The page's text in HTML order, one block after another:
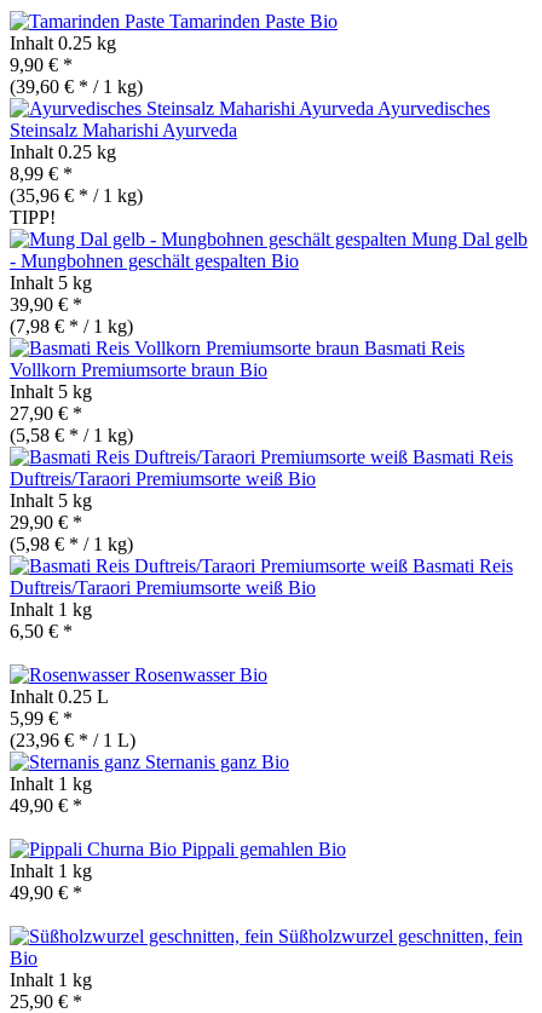
Tamarinden Paste Bio
Inhalt 0.25 kg
9,90 € *
(39,60 € * / 1 kg)
Ayurvedisches
Steinsalz Maharishi Ayurveda
Inhalt 0.25 kg
8,99 € *
(35,96 € * / 1 kg)
TIPP!
Mung Dal gelb
- Mungbohnen geschält gespalten Bio
Inhalt 5 kg
39,90 € *
(7,98 € * / 1 kg)
Basmati Reis
Vollkorn Premiumsorte braun Bio
Inhalt 5 kg
27,90 € *
(5,58 € * / 1 kg)
Basmati Reis
Duftreis/Taraori Premiumsorte weiß Bio
Inhalt 5 kg
29,90 € *
(5,98 € * / 1 kg)
Basmati Reis
Duftreis/Taraori Premiumsorte weiß Bio
Inhalt 1 kg
6,50 € *
RosenwasserBio
Inhalt 0.25 L
5,99 € *
(23,96 € * / 1 L)
Sternanis ganz Bio
Inhalt 1 kg
49,90 € *
Pippali gemahlen Bio
Inhalt 1 kg
49,90 € *
Süßholzwurzel geschnitten, fein
Bio
Inhalt 1 kg
25,90 € *